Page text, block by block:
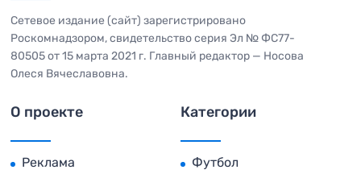
Сетевое издание (сайт) зарегистрировано
Роскомнадзором, свидетельство серия Эл № ФС77-
80505 от 15 марта 2021 г. Главный редактор — Носова
Олеся Вячеславовна.
О проекте
Реклама
Категории
Футбол